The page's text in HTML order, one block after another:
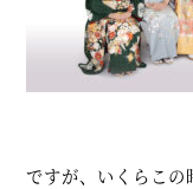
ですが、いくらこ